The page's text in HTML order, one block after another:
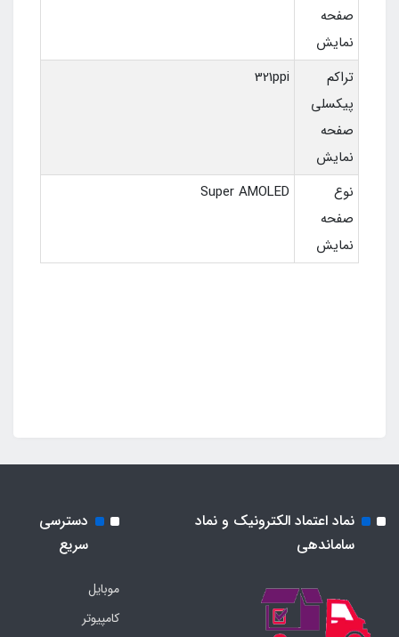
صفحه
نمایش
تراکم
پیکسلی
صفحه
نمایش
321ppi
نوع
صفحه
نمایش
Super AMOLED
نماد اعتماد الکترونیک و نماد
ساماندهی
دسترسی
سریع
موبایل
کامپیوتر